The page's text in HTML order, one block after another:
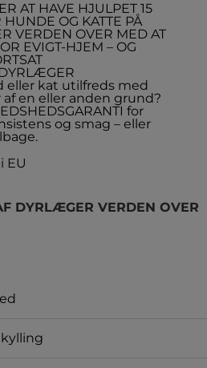
AT HAVE HJULPET 15
OG KATTE PÅ
VERDEN OVER MED AT
EVIGT-HJEM – OG
eller kat utilfreds med
en eller anden grund?
for
og smag – eller
EU
DYRLÆGER VERDEN OVER